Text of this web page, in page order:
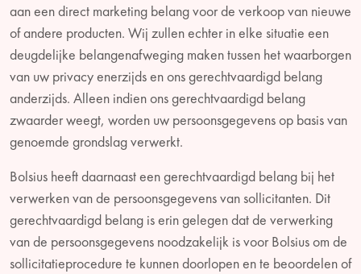
aan een direct marketing belang voor de verkoop van nieuwe
of andere producten. Wij zullen echter in elke situatie een
deugdelijke belangenafweging maken tussen het waarborgen
van uw privacy enerzijds en ons gerechtvaardigd belang
anderzijds. Alleen indien ons gerechtvaardigd belang
zwaarder weegt, worden uw persoonsgegevens op basis van
genoemde grondslag verwerkt.
Bolsius heeft daarnaast een gerechtvaardigd belang bij het
verwerken van de persoonsgegevens van sollicitanten. Dit
gerechtvaardigd belang is erin gelegen dat de verwerking
van de persoonsgegevens noodzakelijk is voor Bolsius om de
sollicitatieprocedure te kunnen doorlopen en te beoordelen of